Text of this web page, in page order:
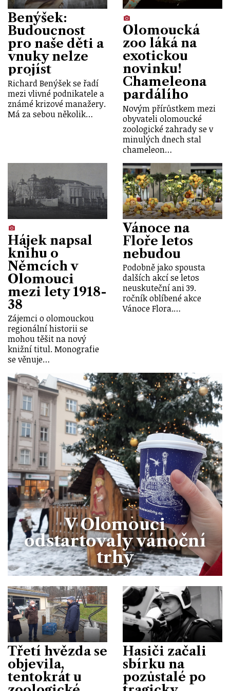
Benýšek:
Budoucnost
pro naše děti a
vnuky nelze
projíst
Richard Benýšek se řadí
mezi vlivné podnikatele a
známé krizové manažery.
Má za sebou několik…
Olomoucká
zoo láká na
exotickou
novinku!
Chameleona
pardálího
Novým přírůstkem mezi
obyvateli olomoucké
zoologické zahrady se v
minulých dnech stal
chameleon…
Hájek napsal
knihu o
Němcích v
Olomouci
mezi lety 1918-
38
Zájemci o olomouckou
regionální historii se
mohou těšit na nový
knižní titul. Monografie
se věnuje…
Vánoce na
Floře letos
nebudou
Podobně jako spousta
dalších akcí se letos
neuskuteční ani 39.
ročník oblíbené akce
Vánoce Flora.…
V Olomouci
odstartovaly vánoční
trhy
Třetí hvězda se
objevila,
tentokrát u
Hasiči začali
sbírku na
pozůstalé po